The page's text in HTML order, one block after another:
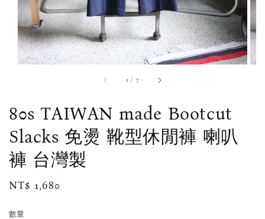
1 / 7
80s TAIWAN made Bootcut
Slacks 免燙 靴型休閒褲 喇叭
褲 台灣製
Regular
NT$ 1,680
數量